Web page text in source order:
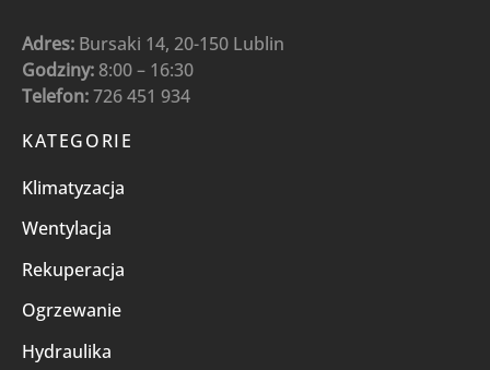
Adres: Bursaki 14, 20-150 Lublin
Godziny: 8:00 – 16:30
Telefon:726 451 934
KATEGORIE
Klimatyzacja
Wentylacja
Rekuperacja
Ogrzewanie
Hydraulika